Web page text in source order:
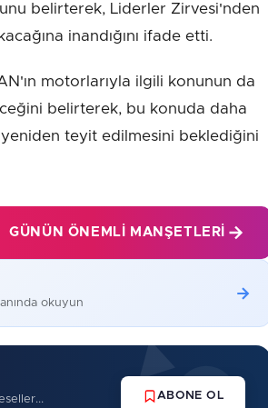
belirterek, Liderler Zirvesi'nden
inandığını ifade etti.
motorlarıyla ilgili konunun da
belirterek, bu konuda daha
teyit edilmesini beklediğini
GÜNÜN ÖNEMLI MANŞETLERI
okuyun
ABONE OL